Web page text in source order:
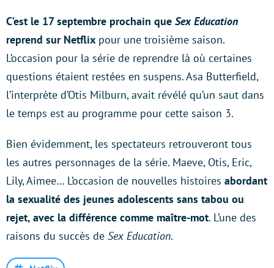
C’est le 17 septembre prochain que Sex Education
reprend sur Netflix pour une troisième saison.
L’occasion pour la série de reprendre là où certaines
questions étaient restées en suspens. Asa Butterfield,
l’interprète d’Otis Milburn, avait révélé qu’un saut dans
le temps est au programme pour cette saison 3.
Bien évidemment, les spectateurs retrouveront tous
les autres personnages de la série. Maeve, Otis, Eric,
Lily, Aimee… L’occasion de nouvelles histoires abordant
la sexualité des jeunes adolescents sans tabou ou
rejet, avec la différence comme maître-mot. L’une des
raisons du succès de Sex Education.